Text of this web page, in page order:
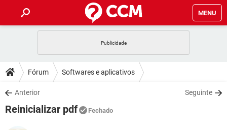
MENU
CELULAR FACEBOOK
OUTLOOK
INSTAGRAM
DICAS
JOGOS WHATSAPP
DOWNLOADS
JOGOS
Fórum Softwares e aplicativos
Anterior Seguinte
Reinicializar pdf Fechado